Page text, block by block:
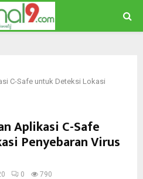
C-Safe untuk Deteksi Lokasi
Aplikasi C-Safe
Penyebaran Virus
0 790